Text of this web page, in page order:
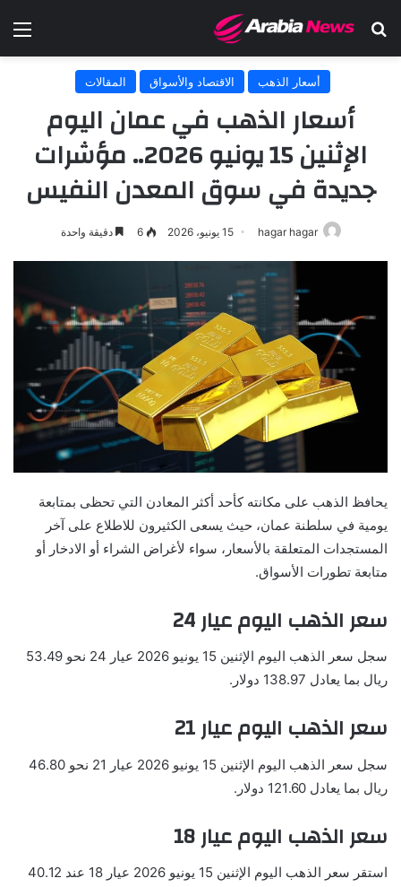
بحث عن
أسعار الذهب الاقتصاد والأسواق المقالات
أسعار الذهب في عمان اليوم
الإثنين 15 يونيو 2026.. مؤشرات
جديدة في سوق المعدن النفيس
hagar hagar 15 يونيو، 2026 6 دقيقة واحدة
يحافظ الذهب على مكانته كأحد أكثر المعادن التي تحظى بمتابعة
يومية في سلطنة عمان، حيث يسعى الكثيرون للاطلاع على آخر
المستجدات المتعلقة بالأسعار، سواء لأغراض الشراء أو الادخار أو
متابعة تطورات الأسواق.
سعر الذهب اليوم عيار 24
سجل سعر الذهب اليوم الإثنين 15 يونيو 2026 عيار 24 نحو 53.49
ريال بما يعادل 138.97 دولار.
سعر الذهب اليوم عيار 21
سجل سعر الذهب اليوم الإثنين 15 يونيو 2026 عيار 21 نحو 46.80
ريال بما يعادل 121.60 دولار.
سعر الذهب اليوم عيار 18
استقر سعر الذهب اليوم الإثنين 15 يونيو 2026 عيار 18 عند 40.12